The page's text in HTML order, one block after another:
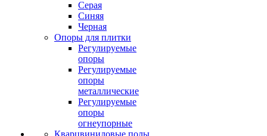
Серая
Синяя
Черная
Опоры для плитки
Регулируемые
опоры
Регулируемые
опоры
металлические
Регулируемые
опоры
огнеупорные
Кварцвиниловые полы